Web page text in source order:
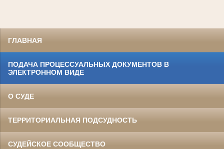
ГЛАВНАЯ
ПОДАЧА ПРОЦЕССУАЛЬНЫХ ДОКУМЕНТОВ В
ЭЛЕКТРОННОМ ВИДЕ
О СУДЕ
ТЕРРИТОРИАЛЬНАЯ ПОДСУДНОСТЬ
СУДЕЙСКОЕ СООБЩЕСТВО